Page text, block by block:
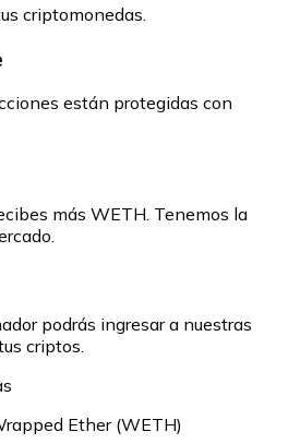
criptomonedas.
están protegidas con
más WETH. Tenemos la
podrás ingresar a nuestras
criptos.
Ether (WETH)